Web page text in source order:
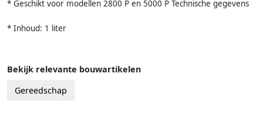
* Geschikt voor modellen 2800 P en 5000 P Technische gegevens
* Inhoud: 1 liter
Bekijk relevante bouwartikelen
Gereedschap